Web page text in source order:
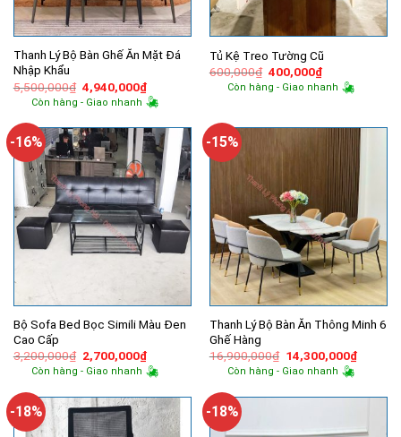
Thanh Lý Bộ Bàn Ghế Ăn Mặt Đá
Nhập Khẩu
5,500,000₫ Giá
gốc
là:
4,940,000₫Giá
hiện
tại
4,940,000₫.
Còn hàng - Giao nhanh
Tủ Kệ Treo Tường Cũ
600,000₫ Giá
gốc
là:
400,000₫Giá
hiện
tại
Còn hàng - Giao nhanh
-16%
Bộ Sofa Bed Bọc Simili Màu Đen
Cao Cấp
3,200,000₫ Giá
gốc
là:
2,700,000₫Giá
hiện
tại
2,700,000₫.
Còn hàng - Giao nhanh
-15%
Thanh Lý Bộ Bàn Ăn Thông Minh 6
Ghế Hàng
16,900,000₫ Giá
gốc
là:
14,300,000₫Giá
hiện
Còn hàng - Giao nhanh
-18% -18%